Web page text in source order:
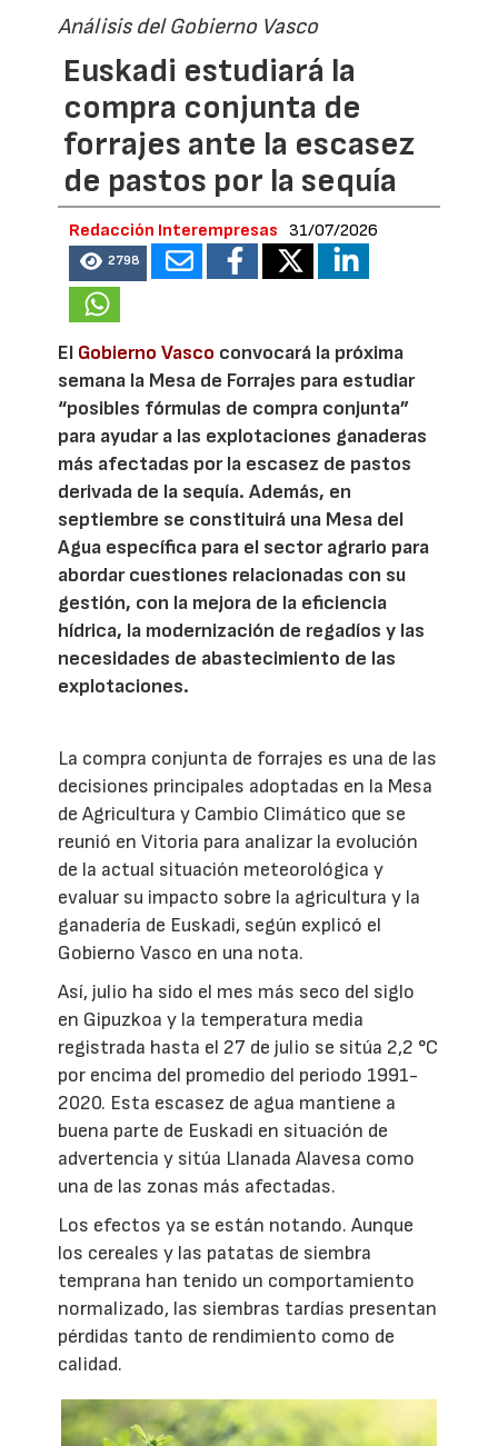
Análisis del Gobierno Vasco
Euskadi estudiará la
compra conjunta de
forrajes ante la escasez
de pastos por la sequía
Redacción Interempresas 31/07/2026
2798
El Gobierno Vasco convocará la próxima
semana la Mesa de Forrajes para estudiar
“posibles fórmulas de compra conjunta”
para ayudar a las explotaciones ganaderas
más afectadas por la escasez de pastos
derivada de la sequía. Además, en
septiembre se constituirá una Mesa del
Agua específica para el sector agrario para
abordar cuestiones relacionadas con su
gestión, con la mejora de la eficiencia
hídrica, la modernización de regadíos y las
necesidades de abastecimiento de las
explotaciones.
La compra conjunta de forrajes es una de las
decisiones principales adoptadas en la Mesa
de Agricultura y Cambio Climático que se
reunió en Vitoria para analizar la evolución
de la actual situación meteorológica y
evaluar su impacto sobre la agricultura y la
ganadería de Euskadi, según explicó el
Gobierno Vasco en una nota.
Así, julio ha sido el mes más seco del siglo
en Gipuzkoa y la temperatura media
registrada hasta el 27 de julio se sitúa 2,2 °C
por encima del promedio del periodo 1991-
2020. Esta escasez de agua mantiene a
buena parte de Euskadi en situación de
advertencia y sitúa Llanada Alavesa como
una de las zonas más afectadas.
Los efectos ya se están notando. Aunque
los cereales y las patatas de siembra
temprana han tenido un comportamiento
normalizado, las siembras tardías presentan
pérdidas tanto de rendimiento como de
calidad.